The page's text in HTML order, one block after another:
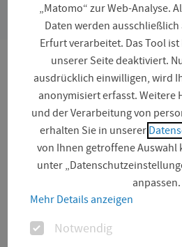
Sie
sind
hier:
Personenverzeichnis ›
Susanne
„Matomo“ zur Web-Analyse.
Daten werden ausschließlich
Erfurt verarbeitet. Das Tool
unserer Seite deaktiviert.
ausdrücklich einwilligen, wird
anonymisiert erfasst. Weitere
und der Verarbeitung von
erhalten Sie in unserer
von Ihnen getroffene Auswahl
unter
anpassen.
Mehr Details anzeigen
OptionenNotwendig